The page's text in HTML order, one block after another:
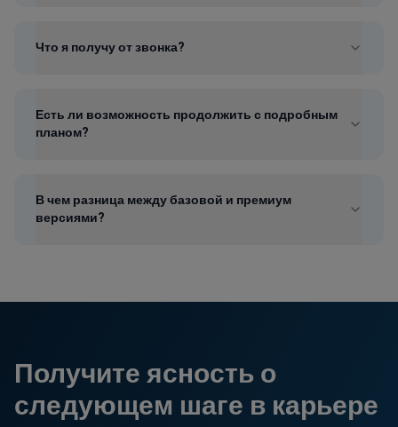
Что я получу от звонка?
Есть ли возможность продолжить с подробным
планом?
В чем разница между базовой и премиум
версиями?
Получите ясность о
следующем шаге в карьере